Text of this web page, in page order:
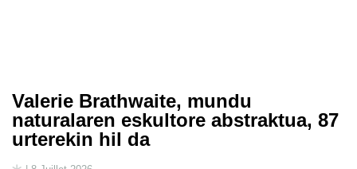
Valerie Brathwaite, mundu
naturalaren eskultore abstraktua, 87
urterekin hil da